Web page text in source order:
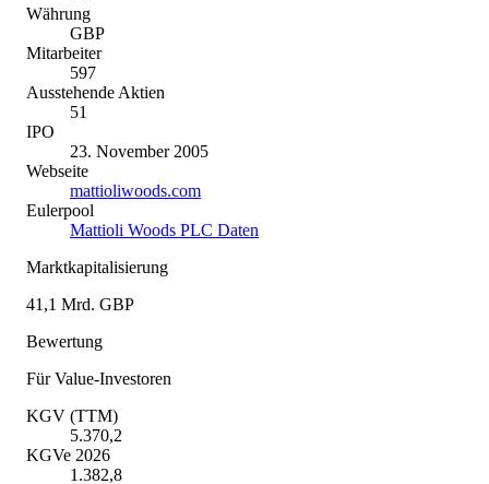
Währung
GBP
Mitarbeiter
597
Ausstehende Aktien
51
IPO
23. November 2005
Webseite
mattioliwoods.com
Eulerpool
Mattioli Woods PLC Daten
Marktkapitalisierung
41,1 Mrd. GBP
Bewertung
Für Value-Investoren
KGV (TTM)
5.370,2
KGVe 2026
1.382,8